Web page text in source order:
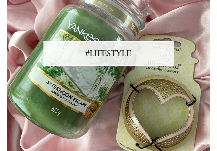
#LIFESTYLE